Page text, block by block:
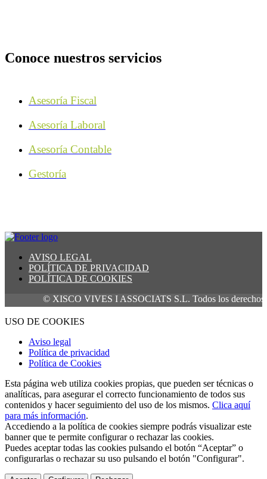
Conoce nuestros servicios
Asesoría Fiscal
Asesoría Laboral
Asesoría Contable
Gestoría
AVISO LEGAL
POLÍTICA DE PRIVACIDAD
POLÍTICA DE COOKIES
© XISCO VIVES I ASSOCIATS S.L. Todos los derechos
USO DE COOKIES
Aviso legal
Política de privacidad
Política de Cookies
Esta página web utiliza cookies propias, que pueden ser técnicas o
analíticas, para asegurar el correcto funcionamiento de todos sus
contenidos y hacer seguimiento del uso de los mismos. Clica aquí
para más información.
Accediendo a la política de cookies siempre podrás visualizar este
banner que te permite configurar o rechazar las cookies.
Puedes aceptar todas las cookies pulsando el botón “Aceptar” o
configurarlas o rechazar su uso pulsando el botón "Configurar".